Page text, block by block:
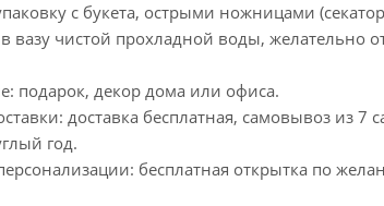
с букета, острыми ножницами
в вазу чистой прохладной воды,
подарок, декор дома или офиса.
доставка бесплатная, самовывоз из 7
год.
бесплатная открытка по